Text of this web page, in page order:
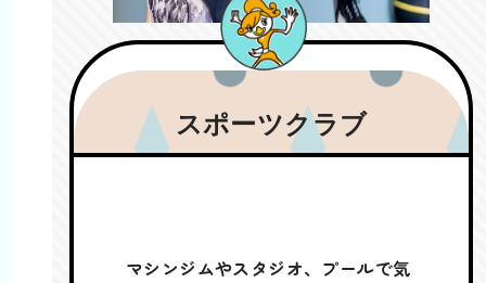
スポーツクラブ
マシンジムやスタジオ、プールで気